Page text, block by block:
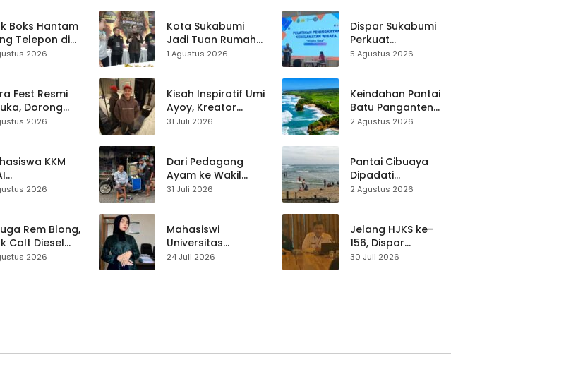
Boks Hantam
Telepon di
2026
Fest Resmi
Dorong
dan
2026
KKM
Majelis Ta’lim
2026
Rem Blong,
Colt Diesel
di Jalur
2026
Kota Sukabumi
Jadi Tuan Rumah
Kontes Batu Akik
1 Agustus 2026
Kisah Inspiratif Umi
Ayoy, Kreator
TikTok Asal
Live Streaming
31 Juli 2026
Dari Pedagang
Ayam ke Wakil
Ketua DPRD, H.
Pasar Cisaat
31 Juli 2026
Mahasiswi
Universitas
Muhammadiyah
24 Juli 2026
Dispar Sukabumi
Perkuat
Keselamatan
Mitigasi hingga
Teknik Evakuasi
5 Agustus 2026
Keindahan Pantai
Batu Panganten
Mulai Dilirik
2 Agustus 2026
Pantai Cibuaya
Dipadati
Wisatawan,
Waspada
2 Agustus 2026
Jelang HJKS ke-
156, Dispar
Kabupaten
30 Juli 2026